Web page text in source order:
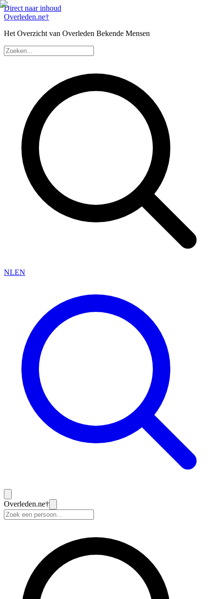
Direct naar inhoud
Overleden.ne†
Het Overzicht van Overleden Bekende Mensen
NLEN
Overleden.ne†